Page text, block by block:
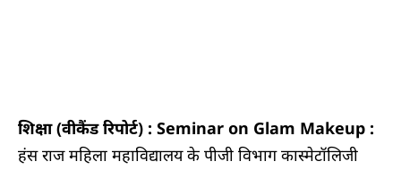
शिक्षा (वीकैंड रिपोर्ट) : Seminar on Glam Makeup :
हंस राज महिला महाविद्यालय के पीजी विभाग कास्मेटॉलिजी